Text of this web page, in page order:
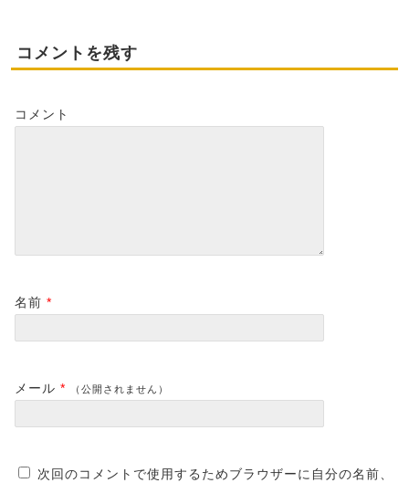
コメントを残す
コメント
名前 *
メール * （公開されません）
次回のコメントで使用するためブラウザーに自分の名前、